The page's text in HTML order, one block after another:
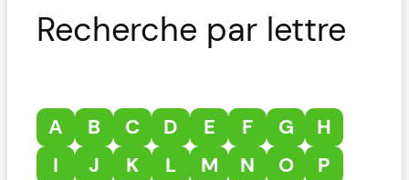
Recherche par lettre
A B C D E F G
H
I
J K L M N O
P